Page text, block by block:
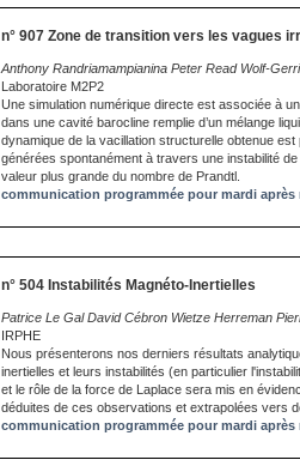
n° 907 Zone de transition vers les vagues
Anthony Randriamampianina Peter Read Wolf-
Laboratoire M2P2
Une simulation numérique directe est associée à
dans une cavité barocline remplie d’un mélange
dynamique de la vacillation structurelle obtenue
générées spontanément à travers une instabilité
valeur plus grande du nombre de Prandtl.
communication programmée pour mardi après
n° 504 Instabilités Magnéto-Inertielles
Patrice Le Gal David Cébron Wietze Herreman
IRPHE
Nous présenterons nos derniers résultats
inertielles et leurs instabilités (en particulier
et le rôle de la force de Laplace sera mis en
déduites de ces observations et extrapolées vers
communication programmée pour mardi après